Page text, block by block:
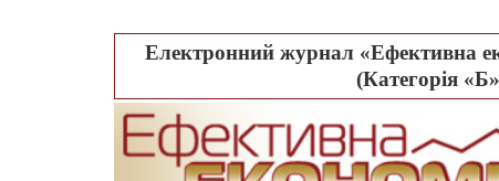
Електронний журнал «Ефективна
(Категорія